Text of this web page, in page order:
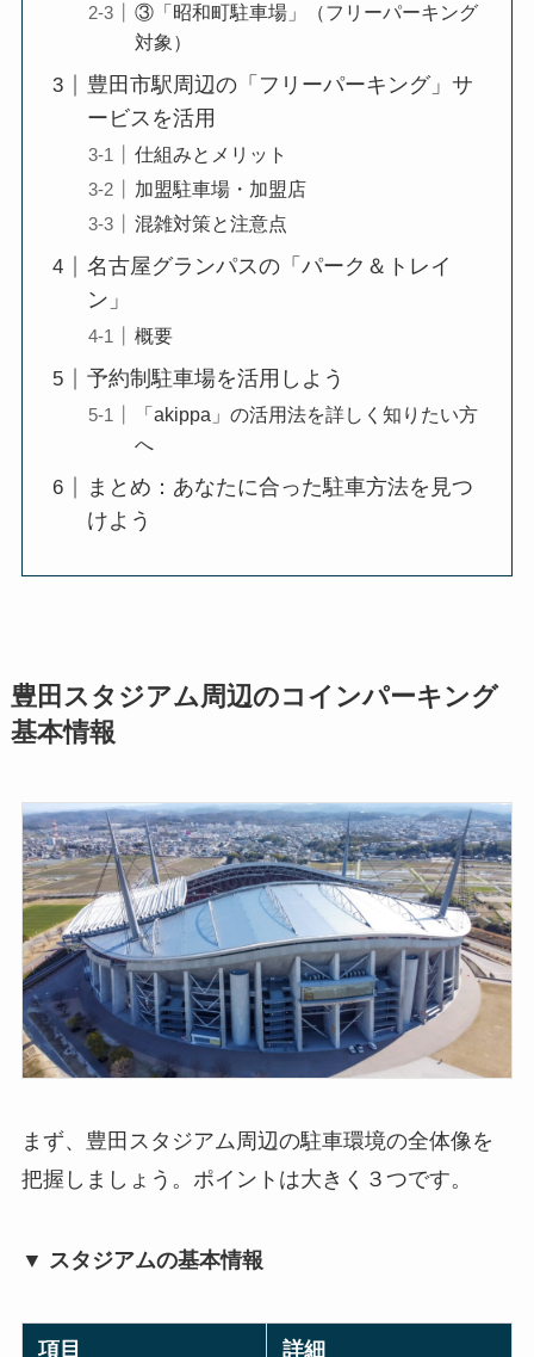
③「昭和町駐車場」（フリーパーキング
対象）
豊田市駅周辺の「フリーパーキング」サ
ービスを活用
仕組みとメリット
加盟駐車場・加盟店
混雑対策と注意点
名古屋グランパスの「パーク＆トレイ
ン」
概要
予約制駐車場を活用しよう
「akippa」の活用法を詳しく知りたい方
へ
まとめ：あなたに合った駐車方法を見つ
けよう
豊田スタジアム周辺のコインパーキング
基本情報
まず、豊田スタジアム周辺の駐車環境の全体像を
把握しましょう。ポイントは大きく３つです。
▼ スタジアムの基本情報
項目 詳細